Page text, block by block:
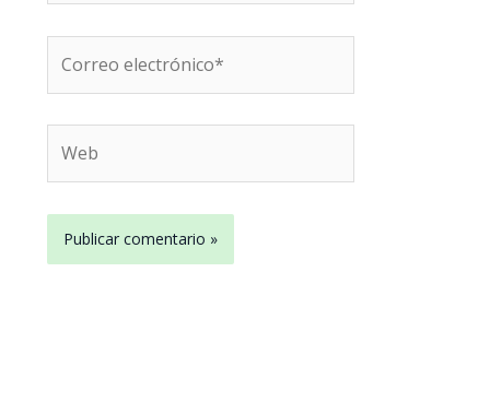
electrónico*